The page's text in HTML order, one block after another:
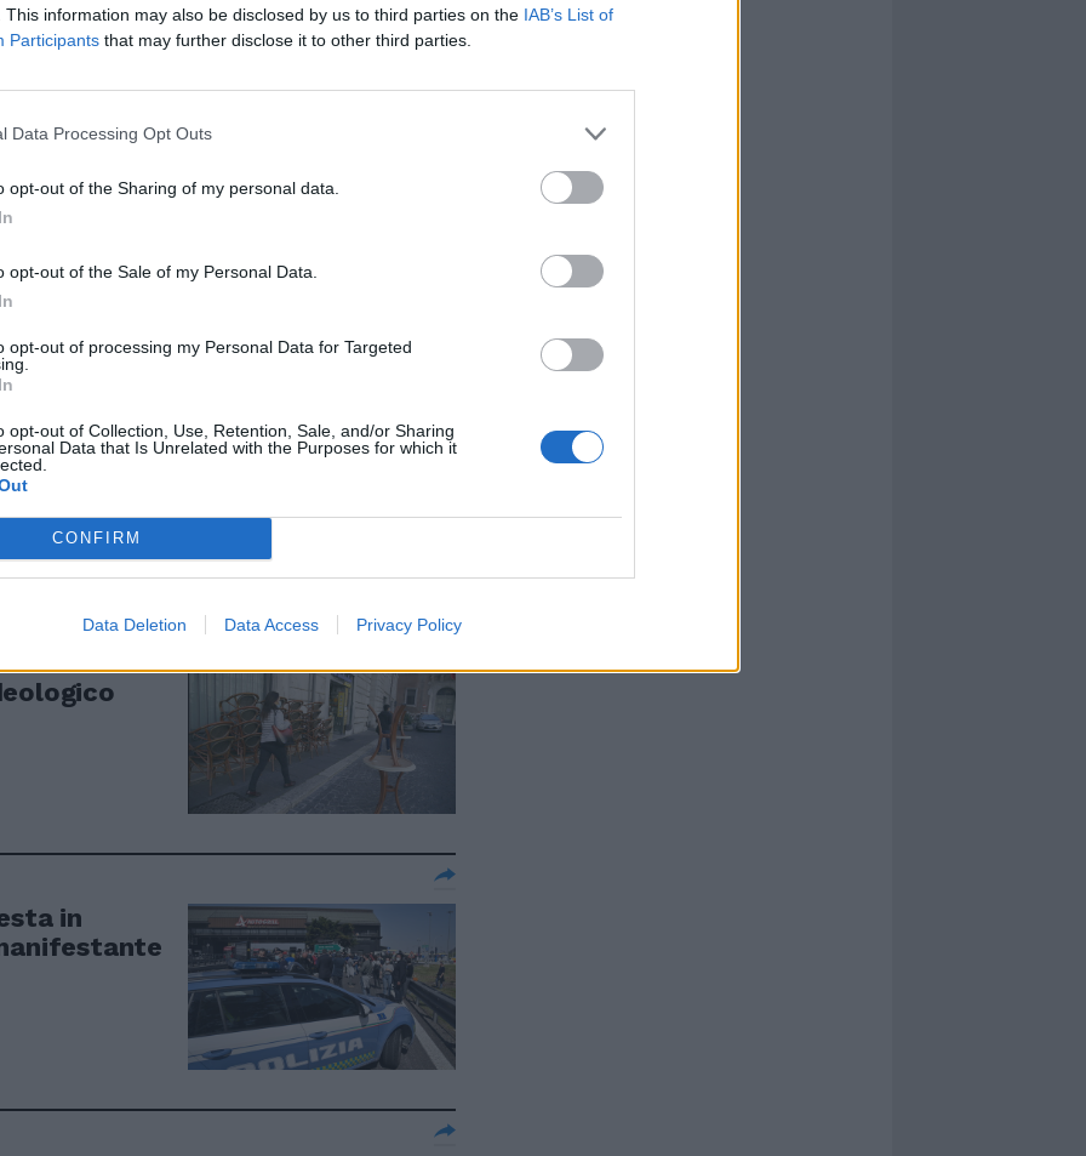
This information may also be disclosed by us to third parties on the IAB’s List of
Participants that may further disclose it to other third parties.
Data Processing Opt Outs
opt-out of the Sharing of my personal data.
opt-out of the Sale of my Personal Data.
opt-out of processing my Personal Data for Targeted
opt-out of Collection, Use, Retention, Sale, and/or Sharing
Data that Is Unrelated with the Purposes for which it
CONFIRM
Data Deletion Data Access Privacy Policy
ristoratori
il
Arriva il
"Noi
la bozza
in